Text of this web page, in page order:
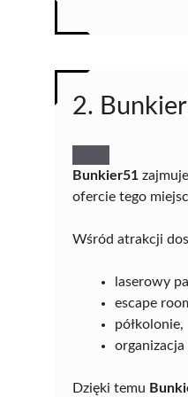
2.
Bunkier51
ofercie tego
Wśród atrakcji
laserowy
escape
półkolonie,
organizacja
Dzięki temu